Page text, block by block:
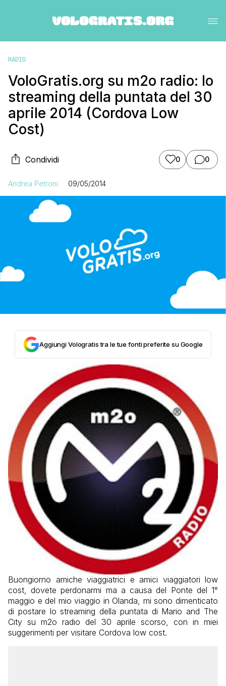
RADIO
VoloGratis.org su m2o radio: lo
streaming della puntata del 30
aprile 2014 (Cordova Low
Cost)
Condividi 0 0
Andrea Petroni 09/05/2014
Aggiungi Vologratis tra le tue fonti preferite su Google
Buongiorno amiche viaggiatrici e amici viaggiatori low
cost, dovete perdonarmi ma a causa del Ponte del 1°
maggio e del mio viaggio in Olanda, mi sono dimenticato
di postare lo streaming della puntata di Mario and The
City su m2o radio del 30 aprile scorso, con in miei
suggerimenti per visitare Cordova low cost.